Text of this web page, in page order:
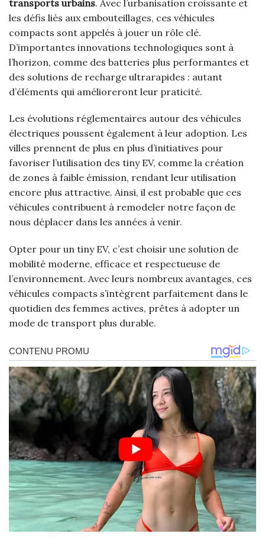
transports urbains. Avec l’urbanisation croissante et
les défis liés aux embouteillages, ces véhicules
compacts sont appelés à jouer un rôle clé.
D’importantes innovations technologiques sont à
l’horizon, comme des batteries plus performantes et
des solutions de recharge ultrarapides : autant
d’éléments qui amélioreront leur praticité.
Les évolutions réglementaires autour des véhicules
électriques poussent également à leur adoption. Les
villes prennent de plus en plus d’initiatives pour
favoriser l’utilisation des tiny EV, comme la création
de zones à faible émission, rendant leur utilisation
encore plus attractive. Ainsi, il est probable que ces
véhicules contribuent à remodeler notre façon de
nous déplacer dans les années à venir.
Opter pour un tiny EV, c’est choisir une solution de
mobilité moderne, efficace et respectueuse de
l’environnement. Avec leurs nombreux avantages, ces
véhicules compacts s’intègrent parfaitement dans le
quotidien des femmes actives, prêtes à adopter un
mode de transport plus durable.